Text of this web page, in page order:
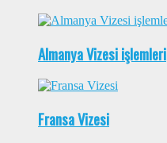
Almanya Vizesi işlemleri
Fransa Vizesi